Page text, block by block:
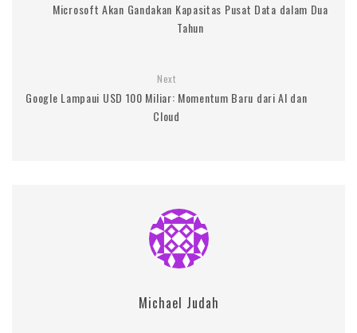
Microsoft Akan Gandakan Kapasitas Pusat Data dalam Dua
Tahun
Next
Google Lampaui USD 100 Miliar: Momentum Baru dari AI dan
Cloud
Michael Judah